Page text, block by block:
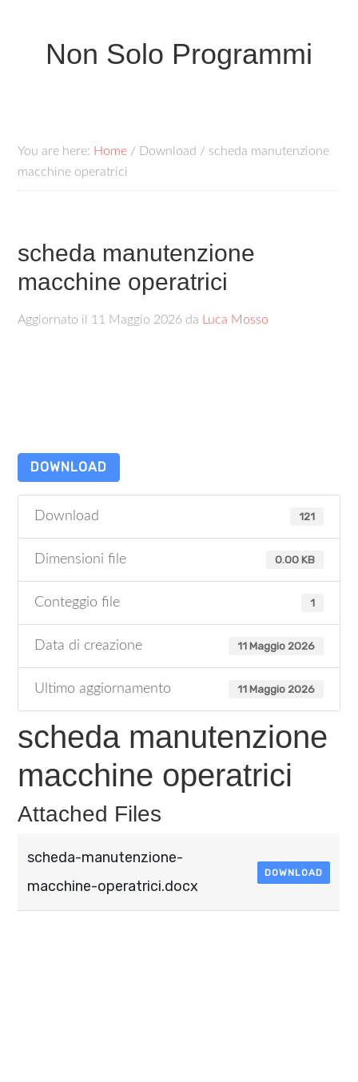
Non Solo Programmi
You are here: Home / Download / scheda manutenzione
macchine operatrici​
scheda manutenzione
macchine operatrici​
Aggiornato il 11 Maggio 2026 da Luca Mosso
DOWNLOAD
Download 121
Dimensioni file 0.00 KB
Conteggio file 1
Data di creazione 11 Maggio 2026
Ultimo aggiornamento 11 Maggio 2026
scheda manutenzione
macchine operatrici​
Attached Files
scheda-manutenzione-
macchine-operatrici.docx
DOWNLOAD